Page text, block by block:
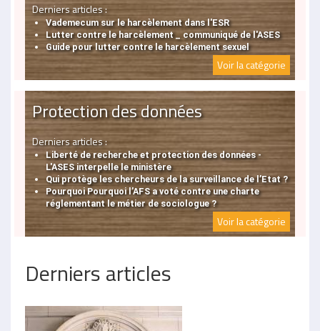
Voir la catégorie
Derniers articles :
Vademecum sur le harcèlement dans l'ESR
Lutter contre le harcèlement _ communiqué de l'ASES
Guide pour lutter contre le harcèlement sexuel
Protection des données
Voir la catégorie
Derniers articles :
Liberté de recherche et protection des données -
L'ASES interpelle le ministère
Qui protège les chercheurs de la surveillance de l’Etat ?
Pourquoi Pourquoi l’AFS a voté contre une charte
réglementant le métier de sociologue ?
Derniers articles